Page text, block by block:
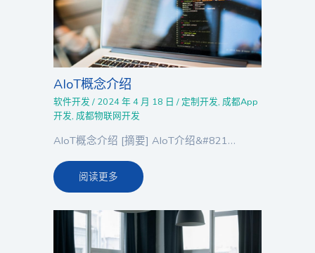
AIoT概念介绍
软件开发 / 2024 年 4 月 18 日/ 定制开发,成都App
开发,成都物联网开发
AIoT概念介绍 [摘要] AIoT介绍&#821…
阅读更多